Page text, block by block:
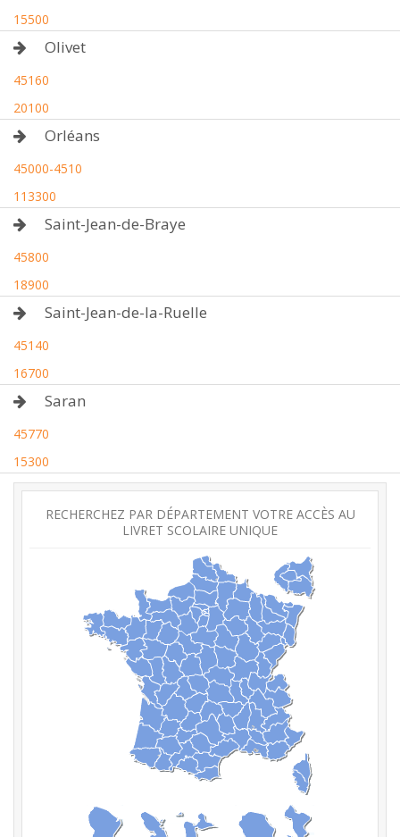
15500
Olivet
45160
20100
Orléans
45000-4510
113300
Saint-Jean-de-Braye
45800
18900
Saint-Jean-de-la-Ruelle
45140
16700
Saran
45770
15300
RECHERCHEZ PAR DÉPARTEMENT VOTRE ACCÈS AU
LIVRET SCOLAIRE UNIQUE